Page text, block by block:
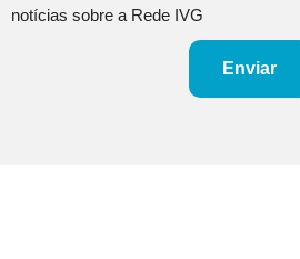
notícias sobre a Rede IVG
Enviar